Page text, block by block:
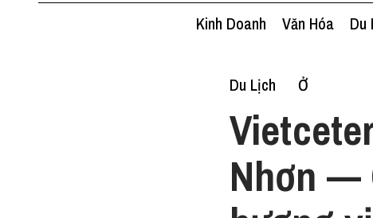
Kinh Doanh Văn Hóa Du
Du Lịch Ở
Nhơn —